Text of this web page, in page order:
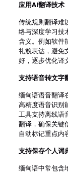
应用AI翻译技术
传统规则翻译难
络与深度学习技
含义。例如软件
礼貌表达，避免
好，逐步优化译
支持语音转文字
缅甸语语音翻译
高精度语音识别
工具支持离线语
翻译，确保关键
自动标记重点内
支持保存个人词
缅甸语中常包含